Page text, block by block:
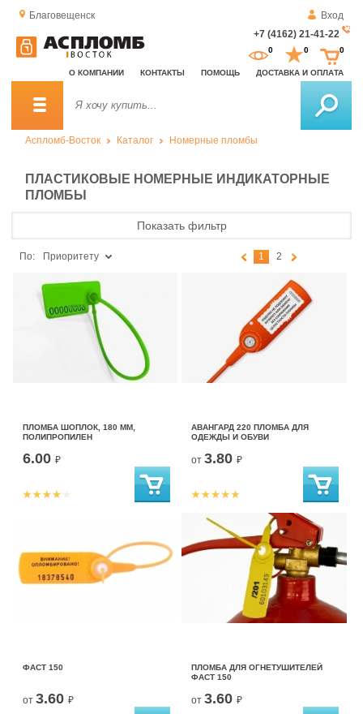
Благовещенск
Вход
+7 (4162) 21-41-22
О КОМПАНИИ КОНТАКТЫ ПОМОЩЬ ДОСТАВКА И ОПЛАТА
0 0 0
Аспломб-Восток Каталог Номерные пломбы
ПЛАСТИКОВЫЕ НОМЕРНЫЕ ИНДИКАТОРНЫЕ
ПЛОМБЫ
Показать фильтр
По: Приоритету 1 2
ПЛОМБА ШОПЛОК, 180 ММ,
ПОЛИПРОПИЛЕН
6.00 ₽
АВАНГАРД 220 ПЛОМБА ДЛЯ
ОДЕЖДЫ И ОБУВИ
от 3.80 ₽
ФАСТ 150
от 3.60 ₽
ПЛОМБА ДЛЯ ОГНЕТУШИТЕЛЕЙ
ФАСТ 150
от 3.60 ₽